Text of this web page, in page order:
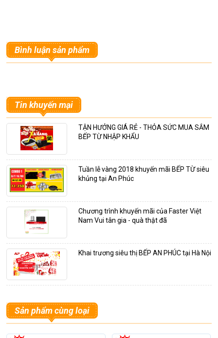
Bình luận sản phẩm
Tin khuyến mại
TẬN HƯỞNG GIÁ RẺ - THỎA SỨC MUA SẮM
BẾP TỪ NHẬP KHẨU
Tuần lễ vàng 2018 khuyến mãi BẾP TỪ siêu
khủng tại An Phúc
Chương trình khuyến mãi của Faster Việt
Nam Vui tân gia - quà thật đã
Khai trương siêu thị BẾP AN PHÚC tại Hà Nội
Sản phẩm cùng loại